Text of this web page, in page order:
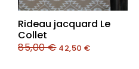
Rideau jacquard Le
Collet
85,00€ 42,50 €